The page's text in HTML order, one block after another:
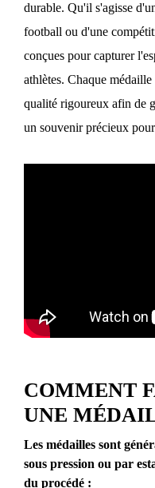
durable. Qu'il s'agisse
football ou d'une
conçues pour capturer
athlètes. Chaque
qualité rigoureux afin de
un souvenir précieux
COMMENT
UNE
Les médailles sont
sous pression ou par
du procédé :